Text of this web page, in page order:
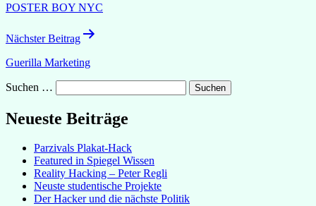
POSTER BOY NYC
Nächster Beitrag
Guerilla Marketing
Suchen …
Neueste Beiträge
Parzivals Plakat-Hack
Featured in Spiegel Wissen
Reality Hacking – Peter Regli
Neuste studentische Projekte
Der Hacker und die nächste Politik